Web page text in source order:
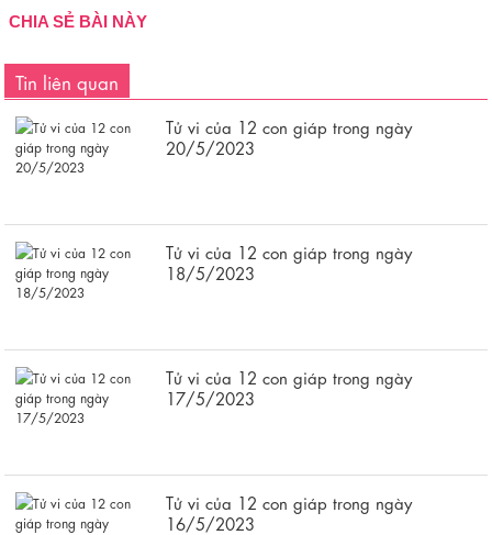
CHIA SẺ BÀI NÀY
Tin liên quan
Tử vi của 12 con giáp trong ngày
20/5/2023
Tử vi của 12 con giáp trong ngày
18/5/2023
Tử vi của 12 con giáp trong ngày
17/5/2023
Tử vi của 12 con giáp trong ngày
16/5/2023